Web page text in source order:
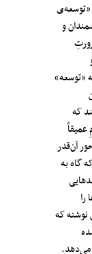
«توسعه‌ی
و
«توسعه»
که
آن‌قدر
گاه به
نوشته که
می‌دهد.